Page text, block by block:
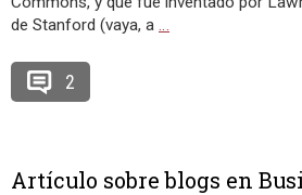
de Stanford (vaya, a …
2
Artículo sobre blogs en